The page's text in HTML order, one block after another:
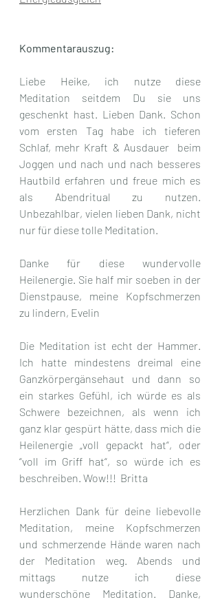
Kommentarauszug:
Liebe Heike, ich nutze diese
Meditation seitdem Du sie uns
geschenkt hast. Lieben Dank. Schon
vom ersten Tag habe ich tieferen
Schlaf, mehr Kraft & Ausdauer  beim
Joggen und nach und nach besseres
Hautbild erfahren und freue mich es
als Abendritual zu nutzen.
Unbezahlbar, vielen lieben Dank, nicht
nur für diese tolle Meditation.
Danke für diese wundervolle
Heilenergie. Sie half mir soeben in der
Dienstpause, meine Kopfschmerzen
zu lindern, Evelin
Die Meditation ist echt der Hammer.
Ich hatte mindestens dreimal eine
Ganzkörpergänsehaut und dann so
ein starkes Gefühl, ich würde es als
Schwere bezeichnen, als wenn ich
ganz klar gespürt hätte, dass mich die
Heilenergie „voll gepackt hat“, oder
“voll im Griff hat“, so würde ich es
beschreiben. Wow!!!  Britta
Herzlichen Dank für deine liebevolle
Meditation, meine Kopfschmerzen
und schmerzende Hände waren nach
der Meditation weg. Abends und
mittags nutze ich diese
wunderschöne Meditation. Danke,